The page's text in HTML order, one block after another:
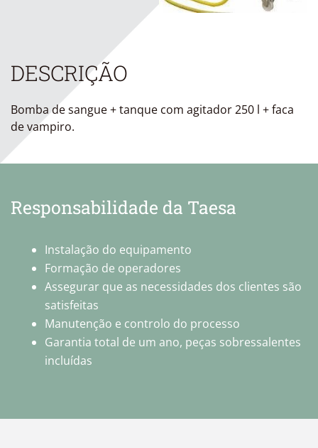
DESCRIÇÃO
Bomba de sangue + tanque com agitador 250 l + faca
de vampiro.
Responsabilidade da Taesa
Instalação do equipamento
Formação de operadores
Assegurar que as necessidades dos clientes são
satisfeitas
Manutenção e controlo do processo
Garantia total de um ano, peças sobressalentes
incluídas